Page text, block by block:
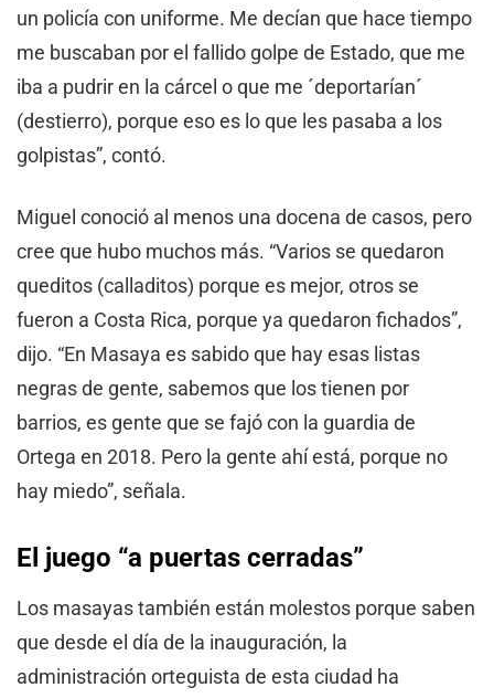
un policía con uniforme. Me decían que hace tiempo
me buscaban por el fallido golpe de Estado, que me
iba a pudrir en la cárcel o que me ´deportarían´
(destierro), porque eso es lo que les pasaba a los
golpistas”, contó.
Miguel conoció al menos una docena de casos, pero
cree que hubo muchos más. “Varios se quedaron
queditos (calladitos) porque es mejor, otros se
fueron a Costa Rica, porque ya quedaron fichados”,
dijo. “En Masaya es sabido que hay esas listas
negras de gente, sabemos que los tienen por
barrios, es gente que se fajó con la guardia de
Ortega en 2018. Pero la gente ahí está, porque no
hay miedo”, señala.
El juego “a puertas cerradas”
Los masayas también están molestos porque saben
que desde el día de la inauguración, la
administración orteguista de esta ciudad ha